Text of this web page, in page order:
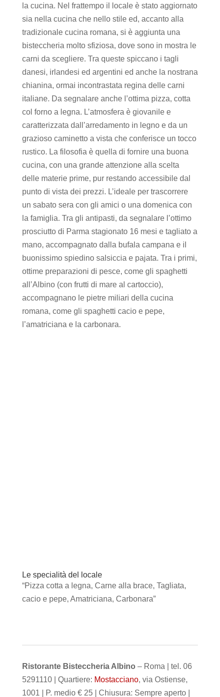
la cucina. Nel frattempo il locale è stato aggiornato
sia nella cucina che nello stile ed, accanto alla
tradizionale cucina romana, si è aggiunta una
bisteccheria molto sfiziosa, dove sono in mostra le
carni da scegliere. Tra queste spiccano i tagli
danesi, irlandesi ed argentini ed anche la nostrana
chianina, ormai incontrastata regina delle carni
italiane. Da segnalare anche l’ottima pizza, cotta
col forno a legna. L’atmosfera è giovanile e
caratterizzata dall’arredamento in legno e da un
grazioso caminetto a vista che conferisce un tocco
rustico. La filosofia è quella di fornire una buona
cucina, con una grande attenzione alla scelta
delle materie prime, pur restando accessibile dal
punto di vista dei prezzi. L’ideale per trascorrere
un sabato sera con gli amici o una domenica con
la famiglia. Tra gli antipasti, da segnalare l’ottimo
prosciutto di Parma stagionato 16 mesi e tagliato a
mano, accompagnato dalla bufala campana e il
buonissimo spiedino salsiccia e pajata. Tra i primi,
ottime preparazioni di pesce, come gli spaghetti
all’Albino (con frutti di mare al cartoccio),
accompagnano le pietre miliari della cucina
romana, come gli spaghetti cacio e pepe,
l’amatriciana e la carbonara.
Le specialità del locale
“Pizza cotta a legna, Carne alla brace, Tagliata,
cacio e pepe, Amatriciana, Carbonara”
Ristorante Bisteccheria Albino – Roma | tel. 06
5291110 | Quartiere: Mostacciano, via Ostiense,
1001 | P. medio € 25 | Chiusura: Sempre aperto |